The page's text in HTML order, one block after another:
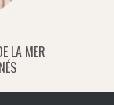
LA MER